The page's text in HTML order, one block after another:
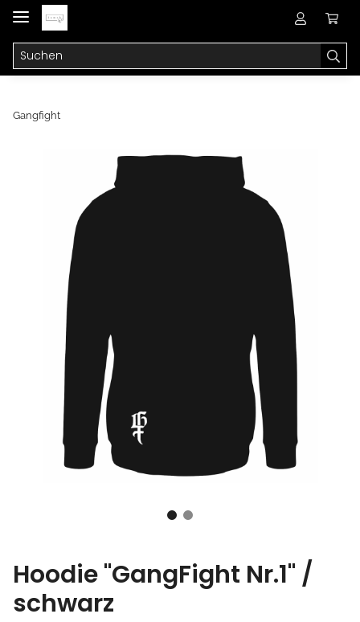
Gangfight
Hoodie "GangFight Nr.1" /
schwarz